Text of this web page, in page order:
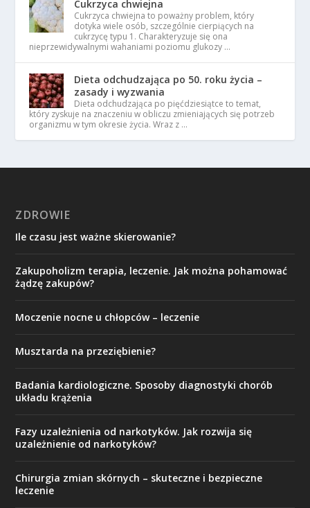
Cukrzyca chwiejna
Cukrzyca chwiejna to poważny problem, który
dotyka wiele osób, szczególnie cierpiących na
cukrzycę typu 1. Charakteryzuje się ona
nieprzewidywalnymi wahaniami poziomu glukozy …
Dieta odchudzająca po 50. roku życia –
zasady i wyzwania
Dieta odchudzająca po pięćdziesiątce to temat,
który zyskuje na znaczeniu w obliczu zmieniających się potrzeb
organizmu w tym okresie życia. Wraz z …
ZDROWIE
Ile czasu jest ważne skierowanie?
Zakupoholizm terapia, leczenie. Jak można pohamować
żądzę zakupów?
Moczenie nocne u chłopców – leczenie
Musztarda na przeziębienie?
Badania kardiologiczne. Sposoby diagnostyki chorób
układu krążenia
Fazy uzależnienia od narkotyków. Jak rozwija się
uzależnienie od narkotyków?
Chirurgia zmian skórnych – skuteczne i bezpieczne
leczenie